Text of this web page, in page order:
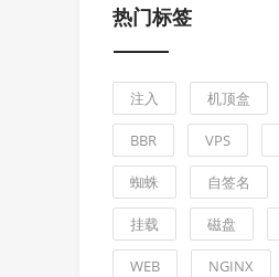
热门标签
注入 机顶盒
BBR VPS
蜘蛛 自签名
挂载 磁盘
WEB NGINX